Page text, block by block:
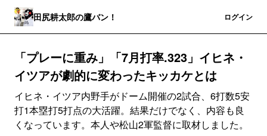
田尻耕太郎の鷹バン！ ログイン
「プレーに重み」「7月打率.323」イヒネ・
イツアが劇的に変わったキッカケとは
イヒネ・イツア内野手がドーム開催の2試合、6打数5安
打1本塁打5打点の大活躍。結果だけでなく、内容も良
くなっています。本人や松山2軍監督に取材しました。